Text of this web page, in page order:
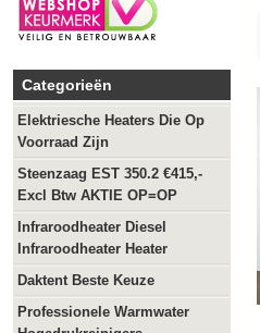
Categorieën
Elektriesche Heaters Die Op
Voorraad Zijn
Steenzaag EST 350.2 €415,-
Excl Btw AKTIE OP=OP
Infraroodheater Diesel
Infraroodheater Heater
Daktent Beste Keuze
Professionele Warmwater